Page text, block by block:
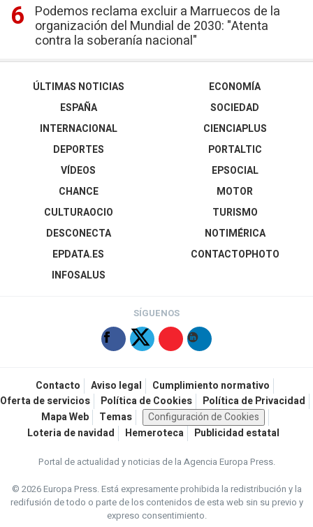
Podemos reclama excluir a Marruecos de la
organización del Mundial de 2030: "Atenta
contra la soberanía nacional"
ÚLTIMAS NOTICIAS
ESPAÑA
INTERNACIONAL
DEPORTES
VÍDEOS
ECONOMÍA
SOCIEDAD
CIENCIAPLUS
PORTALTIC
EPSOCIAL
CHANCE
CULTURAOCIO
DESCONECTA
EPDATA.ES
INFOSALUS
MOTOR
TURISMO
NOTIMÉRICA
CONTACTOPHOTO
SÍGUENOS
Contacto Aviso legal
Cumplimiento normativo
Oferta de servicios
Política de Cookies
Política de Privacidad
Mapa Web
Temas
Configuración de Cookies
Loteria de navidad
Hemeroteca Publicidad estatal
Portal de actualidad y noticias de la Agencia Europa Press.
© 2026 Europa Press.Está expresamente prohibida la redistribución y la
redifusión de todo o parte de los contenidos de esta web sin su previo y
expreso consentimiento.